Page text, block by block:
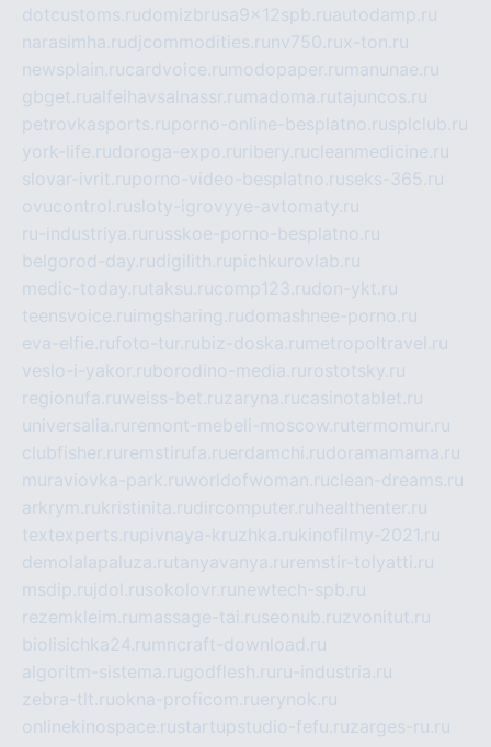
dotcustoms.rudomizbrusa9x12spb.ruautodamp.ru
narasimha.rudjcommodities.ru nv750.rux-ton.ru
newsplain.rucardvoice.ru modopaper.ru manunae.ru
gbget.rualfeihavsalnassr.ru madoma.rutajuncos.ru
petrovkasports.ruporno-online-besplatno.rusplclub.ru
york-life.rudoroga-expo.ru ribery.rucleanmedicine.ru
slovar-ivrit.ruporno-video-besplatno.ruseks-365.ru
ovucontrol.rusloty-igrovyye-avtomaty.ru
ru-industriya.ru russkoe-porno-besplatno.ru
belgorod-day.rudigilith.rupichkurovlab.ru
medic-today.rutaksu.rucomp123.rudon-ykt.ru
teensvoice.ru imgsharing.rudomashnee-porno.ru
eva-elfie.rufoto-tur.rubiz-doska.ru metropoltravel.ru
veslo-i-yakor.ruborodino-media.ru rostotsky.ru
regionufa.ruweiss-bet.ruzaryna.rucasinotablet.ru
universalia.ru remont-mebeli-moscow.rutermomur.ru
clubfisher.ru remstirufa.ruerdamchi.rudoramamama.ru
muraviovka-park.ruworldofwoman.ruclean-dreams.ru
arkrym.rukristinita.rudircomputer.ru healthenter.ru
textexperts.rupivnaya-kruzhka.rukinofilmy-2021.ru
demolalapaluza.rutanyavanya.ru remstir-tolyatti.ru
msdip.ru jdol.rusokolovr.ru newtech-spb.ru
rezemkleim.ru massage-tai.ruseonub.ruzvonitut.ru
biolisichka24.ru mncraft-download.ru
algoritm-sistema.rugodflesh.ru ru-industria.ru
zebra-tlt.ruokna-proficom.ruerynok.ru
onlinekinospace.rustartupstudio-fefu.ruzarges-ru.ru